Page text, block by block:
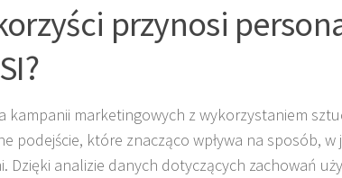
przynosi
kampanii marketingowych z wykorzystaniem
podejście, które znacząco wpływa na sposób,
Dzięki analizie danych dotyczących zachowań